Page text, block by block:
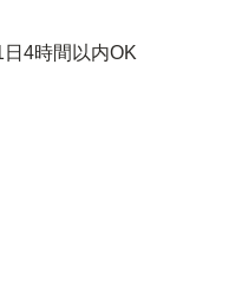
4時間以内OK